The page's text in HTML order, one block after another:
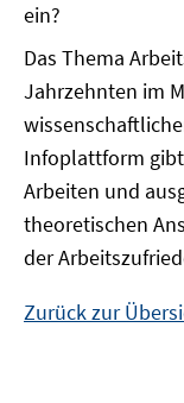
ein?
Das Thema
Jahrzehnten im
Infoplattform
Arbeiten und
theoretischen
der
Zurück zur